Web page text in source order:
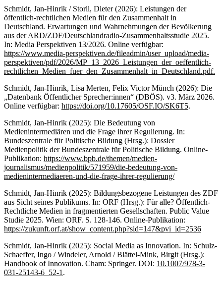
Schmidt, Jan-Hinrik / Storll, Dieter (2026): Leistungen der
öffentlich-rechtlichen Medien für den Zusammenhalt in
Deutschland. Erwartungen und Wahrnehmungen der Bevölkerung
aus der ARD/ZDF/Deutschlandradio-Zusammenhaltsstudie 2025.
In: Media Perspektiven 13/2026. Online verfügbar:
https://www.media-perspektiven.de/fileadmin/user_upload/media-
perspektiven/pdf/2026/MP_13_2026_Leistungen_der_oeffentlich-
rechtlichen_Medien_fuer_den_Zusammenhalt_in_Deutschland.pdf.
Schmidt, Jan-Hinrik, Lisa Merten, Felix Victor Münch (2026): Die
„Datenbank Öffentlicher Sprecher:innen“ (DBÖS). v3. März 2026.
Online verfügbar: https://doi.org/10.17605/OSF.IO/SK6T5.
Schmidt, Jan-Hinrik (2025): Die Bedeutung von
Medienintermediären und die Frage ihrer Regulierung. In:
Bundeszentrale für Politische Bildung (Hrsg.): Dossier
Medienpolitik der Bundeszentrale für Politische Bildung. Online-
Publikation: https://www.bpb.de/themen/medien-
journalismus/medienpolitik/571959/die-bedeutung-von-
medienintermediaeren-und-die-frage-ihrer-regulierung/
Schmidt, Jan-Hinrik (2025): Bildungsbezogene Leistungen des ZDF
aus Sicht seines Publikums. In: ORF (Hrsg.): Für alle? Öffentlich-
Rechtliche Medien in fragmentierten Gesellschaften. Public Value
Studie 2025. Wien: ORF. S. 128-146. Online-Publikation:
https://zukunft.orf.at/show_content.php?sid=147&pvi_id=2536
Schmidt, Jan-Hinrik (2025): Social Media as Innovation. In: Schulz-
Schaeffer, Ingo / Windeler, Arnold / Blättel-Mink, Birgit (Hrsg.):
Handbook of Innovation. Cham: Springer. DOI: 10.1007/978-3-
031-25143-6_52-1 .